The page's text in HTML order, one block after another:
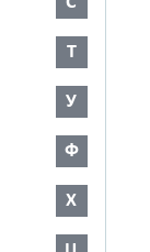
Т
У
Ф
Х